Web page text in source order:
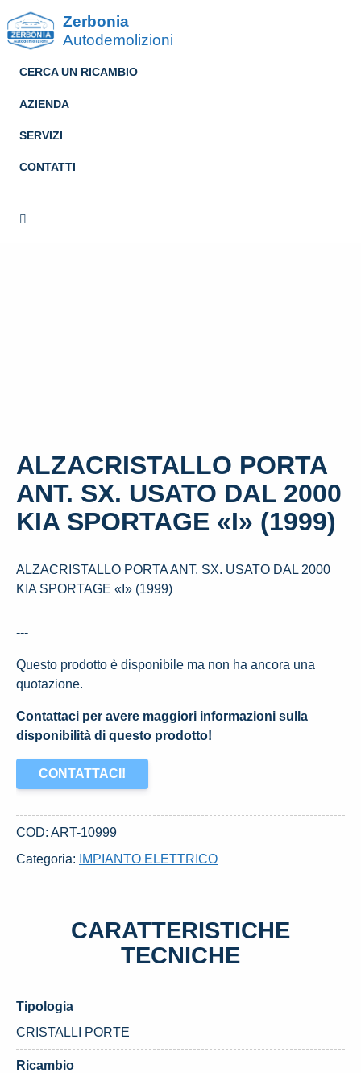
Zerbonia
Autodemolizioni
CERCA UN RICAMBIO
AZIENDA
SERVIZI
CONTATTI
ALZACRISTALLO PORTA
ANT. SX. USATO DAL 2000
KIA SPORTAGE «I» (1999)
ALZACRISTALLO PORTA ANT. SX. USATO DAL 2000
KIA SPORTAGE «I» (1999)
---
Questo prodotto è disponibile ma non ha ancora una
quotazione.
Contattaci per avere maggiori informazioni sulla
disponibilità di questo prodotto!
CONTATTACI!
COD: ART-10999
Categoria:
IMPIANTO ELETTRICO
CARATTERISTICHE
TECNICHE
Tipologia
CRISTALLI PORTE
Ricambio